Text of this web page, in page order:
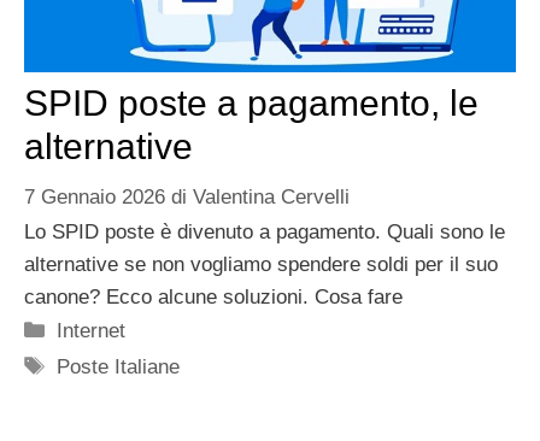
SPID poste a pagamento, le
alternative
7 Gennaio 2026 di Valentina Cervelli
Lo SPID poste è divenuto a pagamento. Quali sono le
alternative se non vogliamo spendere soldi per il suo
canone? Ecco alcune soluzioni. Cosa fare
Categorie
Internet
Tag
Poste Italiane